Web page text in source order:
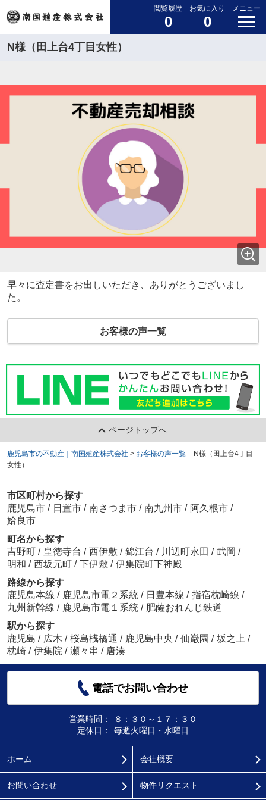
閲覧履歴
0
お気に入り
0
メニュー
N様（田上台4丁目女性）
早々に査定書をお出しいただき、ありがとうございまし
た。
お客様の声一覧
ページトップへ
鹿児島市の不動産｜南国殖産株式会社 > お客様の声一覧
N様（田上台4丁目
女性）
市区町村から探す
鹿児島市 / 日置市 / 南さつま市 / 南九州市 / 阿久根市 /
姶良市
町名から探す
吉野町 / 皇徳寺台 / 西伊敷 / 錦江台 / 川辺町永田 / 武岡 /
明和 / 西坂元町 / 下伊敷 / 伊集院町下神殿
路線から探す
鹿児島本線 / 鹿児島市電２系統 / 日豊本線 / 指宿枕崎線 /
九州新幹線 / 鹿児島市電１系統 / 肥薩おれんじ鉄道
駅から探す
鹿児島 / 広木 / 桜島桟橋通 / 鹿児島中央 / 仙巌園 / 坂之上 /
枕崎 / 伊集院 / 瀬々串 / 唐湊
電話でお問い合わせ
営業時間：
８：３０～１７：３０
定休日：
毎週火曜日・水曜日
ホーム 会社概要
お問い合わせ 物件リクエスト